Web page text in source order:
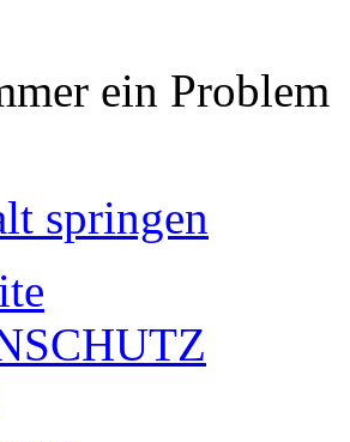
ein Problem
springen